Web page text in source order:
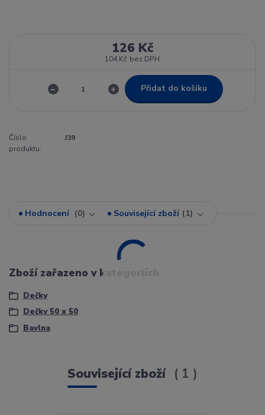
126 Kč
104 Kč bez DPH
Přidat do košíku
Číslo
produktu:
J39
Hodnocení 0 Související zboží 1
Zboží zařazeno v kategoriích
Dečky
Dečky 50 x 50
Bavlna
Související zboží 1